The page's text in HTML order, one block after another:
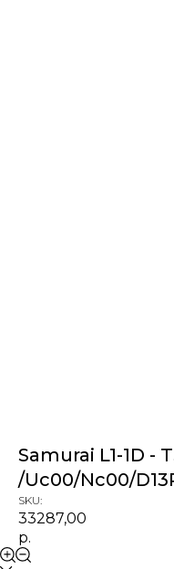
Samurai L1-1D -
/Uc00/Nc00/
SKU:
33287,00
р.